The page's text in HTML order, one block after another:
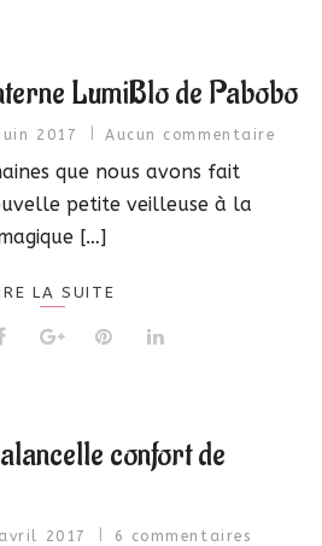
LumiBlo de Pabobo
2017 Aucun commentaire
que nous avons fait
petite veilleuse à la
[…]
LA SUITE
confort de
2017 6 commentaires